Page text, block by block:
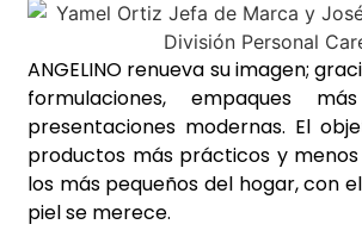
ANGELINO renueva su imagen;
formulaciones, empaques
presentaciones modernas. El
productos más prácticos y
los más pequeños del hogar, con
piel se merece.